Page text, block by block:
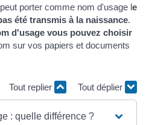
porter comme nom d'usage le
été transmis à la naissance.
d'usage vous pouvez choisir
sur vos papiers et documents
Tout replier Tout déplier
: quelle différence ?